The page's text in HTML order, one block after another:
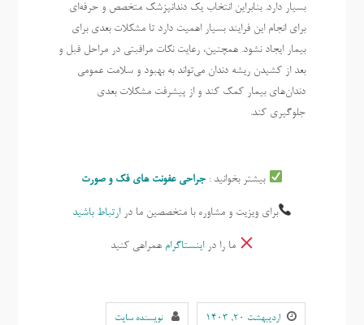
بسیار دارد. بنابراین انتخاب یک دندانپزشک متخصص و حرفه‌ای
برای انجام این فرایند بسیار اهمیت دارد تا مشکلات بعدی برای
بیمار ایجاد نشود. همچنین، رعایت نکات مراقبتی در مراحل قبل و
بعد از کشیدن ریشه دندان می‌تواند به بهبود و سلامت عمومی
دندان‌های بیمار کمک کند و از پیشرفت مشکلات بعدی
جلوگیری کند.
بیشتر بخوانید : جراحی عفونت های فک و صورت
برای ویزیت و مشاوره با متخصصین ما درارتباط باشید
ما را دراینستاگرام همراهی کنید
اردیبهشت ۲۰, ۱۴۰۳ نویسنده سایت